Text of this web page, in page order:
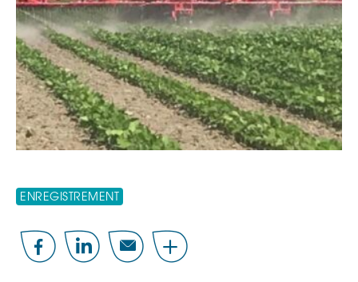
ENREGISTREMENT
FacebookLinkedInEmail Share